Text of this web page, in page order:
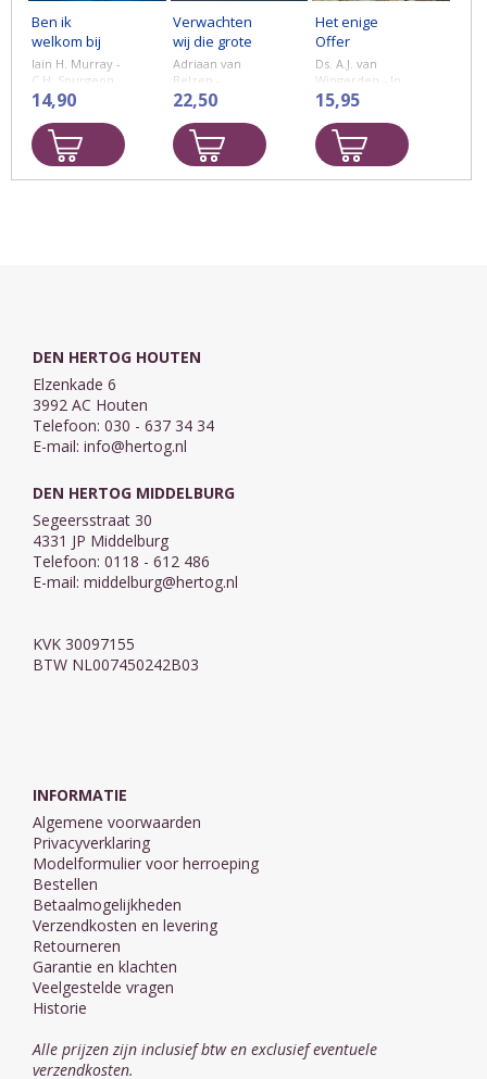
Ben ik
welkom bij
God?
Iain H. Murray -
C.H. Spurgeon
staat bekend
om zijn
uitgebreide
prediking van
het evangelie.
Hij verkondigde
14,90
Verwachten
wij die grote
dag...?!
Adriaan van
Belzen -
‘Daarom
verwachten wij
die grote dag
met een groot
verlangen om
ten volle te
22,50
Het enige
Offer
Ds. A.J. van
Wingerden - In
dit boek
behandelt de
auteur op een
eenvoudige
manier
verschillende
15,95
DEN HERTOG HOUTEN
Elzenkade 6
3992 AC Houten
Telefoon: 030 - 637 34 34
E-mail: info@hertog.nl
DEN HERTOG MIDDELBURG
Segeersstraat 30
4331 JP Middelburg
Telefoon: 0118 - 612 486
E-mail: middelburg@hertog.nl
KVK 30097155
BTW NL007450242B03
INFORMATIE
Algemene voorwaarden
Privacyverklaring
Modelformulier voor herroeping
Bestellen
Betaalmogelijkheden
Verzendkosten en levering
Retourneren
Garantie en klachten
Veelgestelde vragen
Historie
Alle prijzen zijn inclusief btw en exclusief eventuele
verzendkosten.